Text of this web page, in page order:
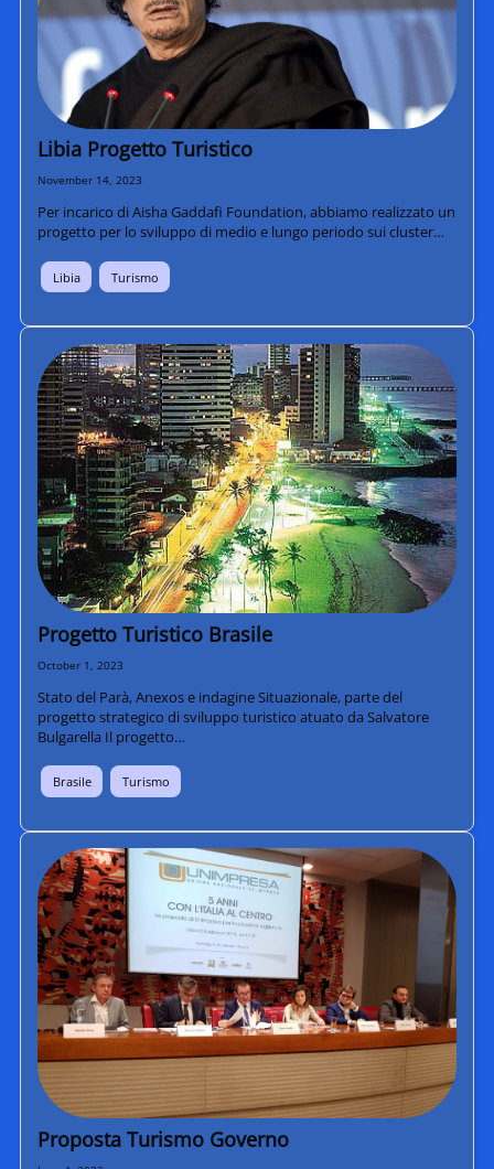
Libia Progetto Turistico
November 14, 2023
Per incarico di Aisha Gaddafi Foundation, abbiamo realizzato un
progetto per lo sviluppo di medio e lungo periodo sui cluster…
Libia Turismo
Progetto Turistico Brasile
October 1, 2023
Stato del Parà, Anexos e indagine Situazionale, parte del
progetto strategico di sviluppo turistico atuato da Salvatore
Bulgarella Il progetto…
Brasile Turismo
Proposta Turismo Governo